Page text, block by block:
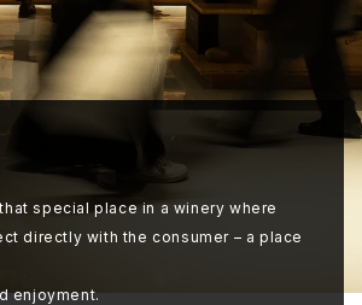
special place in a winery where
directly with the consumer – a place
enjoyment.